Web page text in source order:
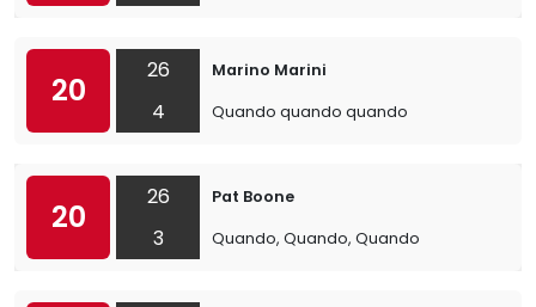
20
26
4
Marino Marini
Quando quando quando
20
26
3
Pat Boone
Quando, Quando, Quando